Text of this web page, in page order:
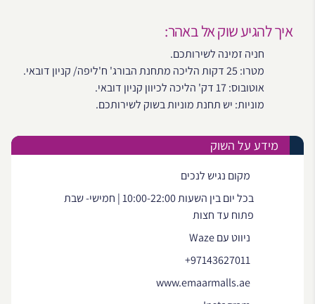
איך להגיע שוק אל באהר:
חניה זמינה לשירותכם.
מטרו: 25 דקות הליכה מתחנת הבורג' ח'ליפה/ קניון דובאי.
אוטובוס: 17 דק' הליכה לכיוון קניון דובאי.
מוניות: יש תחנת מוניות בשוק לשירותכם.
מידע על השוק
מקום נגיש לנכים
בכל יום בין השעות 10:00-22:00 | חמישי- שבת
פתוח עד חצות
ניווט עם Waze
+97143627011
www.emaarmalls.ae